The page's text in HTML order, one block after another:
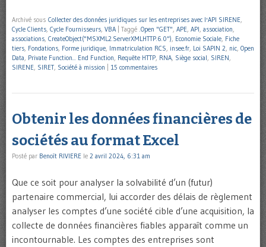
Archivé sous Collecter des données juridiques sur les entreprises avec l'API SIRENE
Cycle Clients Cycle Fournisseurs VBA Taggé .Open "GET" APE API association
associations CreateObject("MSXML2.ServerXMLHTTP.6.0") Economie Sociale Fiche
tiers Fondations Forme juridique Immatriculation RCS insee.fr Loi SAPIN 2 nic Open
Data Private Function... End Function Requête HTTP RNA Siège social SIREN
SIRENE SIRET Société à mission 15 commentaires
Obtenir les données financières de
sociétés au format Excel
Posté par Benoît RIVIERE le 2 avril 2024, 6:31 am
Que ce soit pour analyser la solvabilité d’un (futur)
partenaire commercial, lui accorder des délais de règlement
analyser les comptes d’une société cible d’une acquisition, la
collecte de données financières fiables apparaît comme un
incontournable. Les comptes des entreprises sont